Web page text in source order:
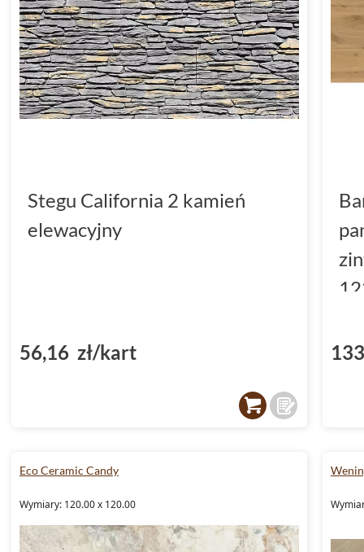
Stegu California 2 kamień
elewacyjny
56,16 zł/kart
Eco Ceramic Candy
Wymiary: 120.00 x 120.00